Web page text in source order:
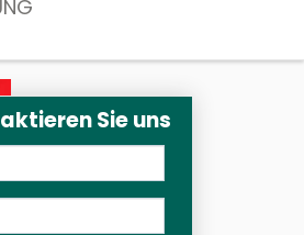
Sie uns